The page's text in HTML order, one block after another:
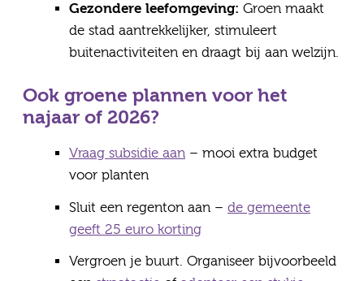
Gezondere leefomgeving: Groen maakt
de stad aantrekkelijker, stimuleert
buitenactiviteiten en draagt bij aan welzijn.
Ook groene plannen voor het
najaar of 2026?
Vraag subsidie aan – mooi extra budget
voor planten
Sluit een regenton aan – de gemeente
geeft 25 euro korting
Vergroen je buurt. Organiseer bijvoorbeeld